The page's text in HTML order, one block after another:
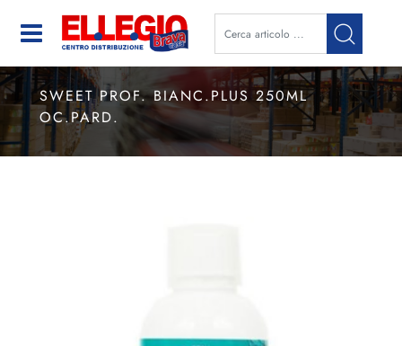
Open
SWEET PROF. BIANC.PLUS 250ML
OC.PARD.